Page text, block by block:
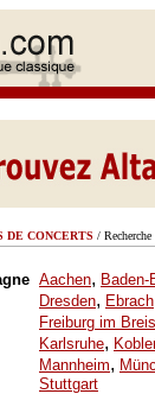
DE CONCERTS /
Aachen, Baden-
Dresden, Ebrach
Freiburg im
Karlsruhe,
Mannheim,
Stuttgart